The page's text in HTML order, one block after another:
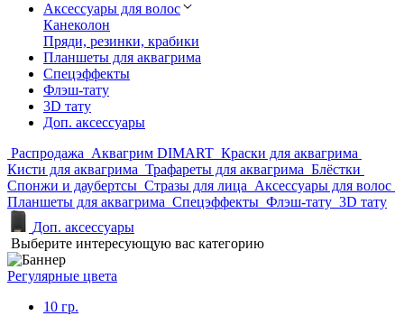
Аксессуары для волос
Канеколон
Пряди, резинки, крабики
Планшеты для аквагрима
Спецэффекты
Флэш-тату
3D тату
Доп. аксессуары
Распродажа Аквагрим DIMART Краски для аквагрима
Кисти для аквагрима Трафареты для аквагрима Блёстки
Спонжи и даубертсы Стразы для лица Аксессуары для волос
Планшеты для аквагрима Спецэффекты Флэш-тату 3D тату
Доп. аксессуары
Выберите интересующую вас категорию
Регулярные цвета
10 гр.